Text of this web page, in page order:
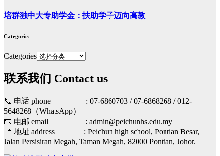
培群独中大专助学金：扶助学子迈向高教
Categories
Categories
联系我们 Contact us
📞 电话 phone : 07-6860703 / 07-6868268 / 012-
5648268（WhatsApp）
📧 电邮 email : admin@peichunhs.edu.my
📍 地址 address : Peichun high school, Pontian Besar,
Jalan Persisiran Megah, Taman Megah, 82000 Pontian, Johor.